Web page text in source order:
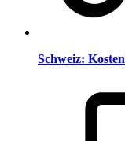
Schweiz: